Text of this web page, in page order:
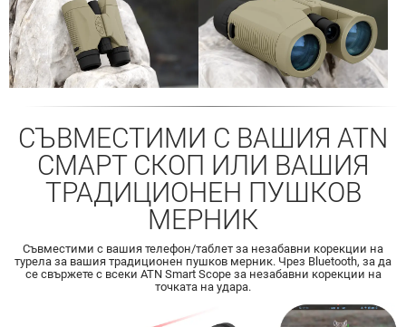
СЪВМЕСТИМИ С ВАШИЯ ATN
СМАРТ СКОП ИЛИ ВАШИЯ
ТРАДИЦИОНЕН ПУШКОВ
МЕРНИК
Съвместими с вашия телефон/таблет за незабавни корекции на
турела за вашия традиционен пушков мерник. Чрез Bluetooth, за да
се свържете с всеки ATN Smart Scope за незабавни корекции на
точката на удара.